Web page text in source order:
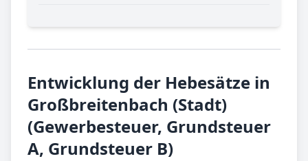
Entwicklung der Hebesätze in
Großbreitenbach (Stadt)
(Gewerbesteuer, Grundsteuer
A, Grundsteuer B)